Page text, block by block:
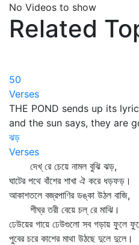
No Videos to show
Related
50
Verses
THE POND sends up its
and the sun says, they are
ঝড়
Verses
দেখ্‌ রে চেয়ে নামল বুঝি ঝড়,
ঘাটের পথে বাঁশের শাখা ঐ করে ধড়ফড়।
আকাশতলে বজ্রপাণির ডঙ্কা উঠল বাজি,
শীঘ্র তরী বেয়ে চল্‌ রে মাঝি।
ঢেউয়ের গায়ে ঢেউগুলো সব গড়ায় ফুলে
পুবের চরে কাশের মাথা উঠছে দুলে দুলে।